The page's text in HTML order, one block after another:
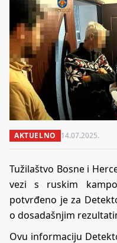
AKTUELNO 14.07.2025.
Tužilaštvo Bosne i
vezi s ruskim
potvrđeno je za
o dosadašnjim
Ovu informaciju